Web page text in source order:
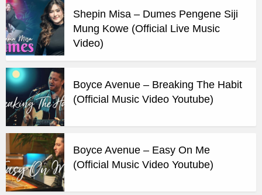
Shepin Misa – Dumes Pengene Siji
Mung Kowe (Official Live Music
Video)
Boyce Avenue – Breaking The Habit
(Official Music Video Youtube)
Boyce Avenue – Easy On Me
(Official Music Video Youtube)